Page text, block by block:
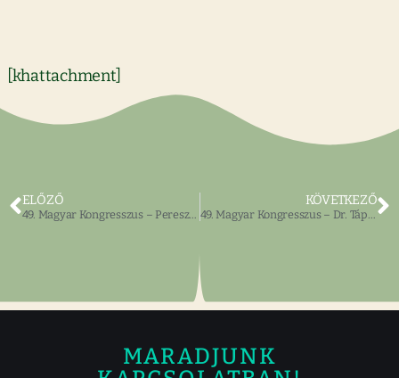
[khattachment]
ELŐZŐ
49. Magyar Kongresszus – Pereszlényi Márta
KÖVETKEZŐ
49. Magyar Kongresszus – Dr. Tápay Miklós
MARADJUNK